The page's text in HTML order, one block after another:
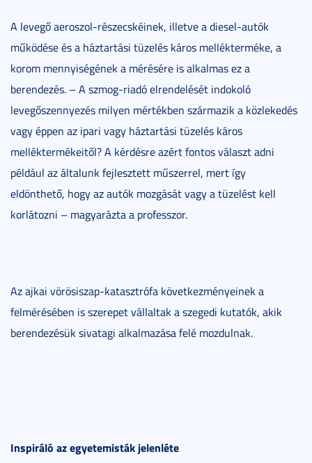
A levegő aeroszol-részecskéinek, illetve a diesel-autók
működése és a háztartási tüzelés káros mellékterméke, a
korom mennyiségének a mérésére is alkalmas ez a
berendezés. – A szmog-riadó elrendelését indokoló
levegőszennyezés milyen mértékben származik a közlekedés
vagy éppen az ipari vagy háztartási tüzelés káros
melléktermékeitől? A kérdésre azért fontos választ adni
például az általunk fejlesztett műszerrel, mert így
eldönthető, hogy az autók mozgását vagy a tüzelést kell
korlátozni – magyarázta a professzor.
Az ajkai vörösiszap-katasztrófa következményeinek a
felmérésében is szerepet vállaltak a szegedi kutatók, akik
berendezésük sivatagi alkalmazása felé mozdulnak.
Inspiráló az egyetemisták jelenléte